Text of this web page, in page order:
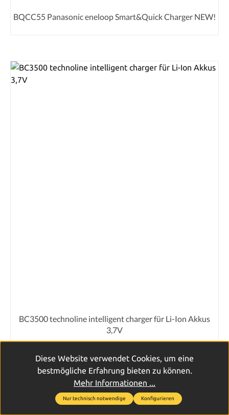
BQCC55 Panasonic eneloop Smart&Quick Charger NEW!
BC3500 technoline intelligent charger für Li-Ion Akkus
3,7V
Diese Website verwendet Cookies, um eine
bestmögliche Erfahrung bieten zu können.
Mehr Informationen ...
Nur technisch notwendige Konfigurieren